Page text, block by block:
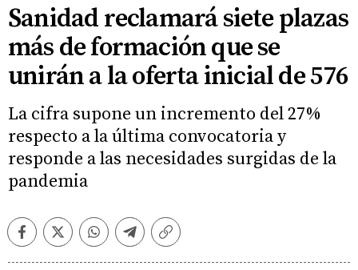
Sanidad reclamará siete plazas
más de formación que se
unirán a la oferta inicial de 576
La cifra supone un incremento del 27%
respecto a la última convocatoria y
responde a las necesidades surgidas de la
pandemia
FacebookTwitterWhatsappTelegramCopiar